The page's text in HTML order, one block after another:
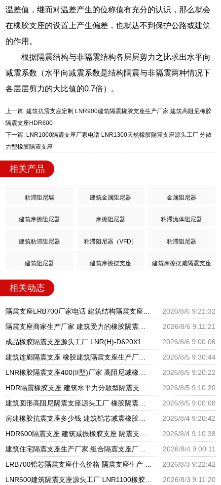
温差值，继而对温差产生的位称值有充分的认识，那么就会
在橡胶支座的设置上产生偏差，也就达不到保护公路或建筑
的作用。
根据隔震结构与非隔震结构各层层剪力之比求出水平向
减震系数（水平向减震系数是结构隔震与非隔震两种情况下
各层层剪力的大比值的0.7倍）。
上一篇: 建筑抗震支座定制 LNR900建筑隔震橡胶支座生产厂家 建筑高阻尼橡胶
隔震支座HDR600
下一篇: LNR1000隔震支座厂家电话 LNR1300天然橡胶隔震支座源头工厂 分散
力型橡胶隔震支座
相关产品
粘滞阻尼墙 建筑金属阻尼器 金属阻尼器
建筑摩擦阻尼器 摩擦阻尼器 粘滞流体阻尼器
建筑粘滞阻尼器 粘滞阻尼器（VFD） 粘滞阻尼器
建筑阻尼器 建筑摩擦摆支座 建筑摩擦摆减隔震支座
相关动态
隔震支座LRB700厂家电话 建筑结构隔震支座厂家电话 LNR900隔震橡胶支座生产加工
2026/8/6 9:21:32
隔震支座商家生产厂家 建筑受力的橡胶隔震支座厂家 LNR隔震支座500厂家
2026/8/6 9:11:21
成品橡胶隔震支座源头工厂 LNR(H)-D620X179隔震支座源头工厂 水平分散型隔震支座生产厂家
2026/8/6 9:00:06
建筑连廊隔震支座 橡胶建筑隔震支座生产厂家 建筑铅芯隔振支座厂家
2026/8/5 9:30:44
LNR橡胶隔震支座400(II型)厂家 高阻尼减橡胶隔震支座厂家 建筑橡胶建筑隔震支座厂家
2026/8/5 9:20:22
HDR隔震橡胶支座 建筑水平力分散型隔震支座生产厂家 圆形高阻尼隔震支座的源头工厂
2026/8/5 9:10:20
建筑圆形高阻尼隔震支座源头工厂 橡胶隔震支座定制厂家 建筑橡胶隔震支座LRB500源头工厂
2026/8/5 9:00:08
房建橡胶抗震支座多少钱 建筑铅芯减震橡胶隔震支座厂家 LNR500橡胶支座厂家电话
2026/8/4 9:20:42
HDR600隔震支座 建筑减振橡胶支座 隔震支座厂家批发
2026/8/4 9:10:38
建筑住宅隔震支座生产厂家 组合隔震支座厂家电话 LNR隔震橡胶支座厂家电话
2026/8/4 9:00:11
LRB700铅芯隔震支座什么价格 隔震支座生产 HDR1400高阻尼橡胶支座生产厂家
2026/8/3 9:22:42
LNR500建筑隔震支座源头工厂 LNR1100橡胶支座生产厂家 LNR1100支座厂家电话
2026/8/3 9:11:20